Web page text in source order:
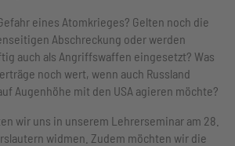
eines Atomkrieges? Gelten noch die
Abschreckung oder werden
auch als Angriffswaffen eingesetzt? Was
noch wert, wenn auch Russland
Augenhöhe mit den USA agieren möchte?
wir uns in unserem Lehrerseminar am 28.
widmen. Zudem möchten wir die